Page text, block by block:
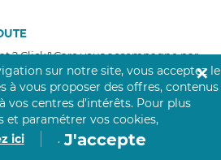
? Click&Care vous accompagne par
sur notre site, vous acceptez le
à vous proposer des offres, contenus
vos centres d’intérêts. Pour plus
et paramétrer vos cookies,
ici
. J'accepte
✕